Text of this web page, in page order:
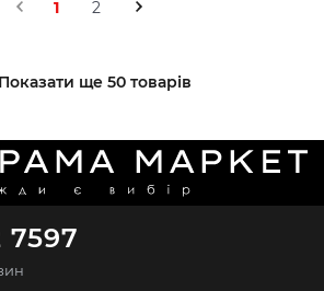
1 2
Показати ще 50 товарів
7597